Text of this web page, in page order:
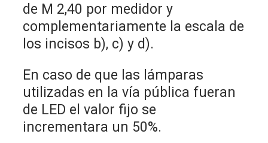
de M 2,40 por medidor y
complementariamente la escala de
los incisos b), c) y d).
En caso de que las lámparas
utilizadas en la vía pública fueran
de LED el valor fijo se
incrementara un 50%.